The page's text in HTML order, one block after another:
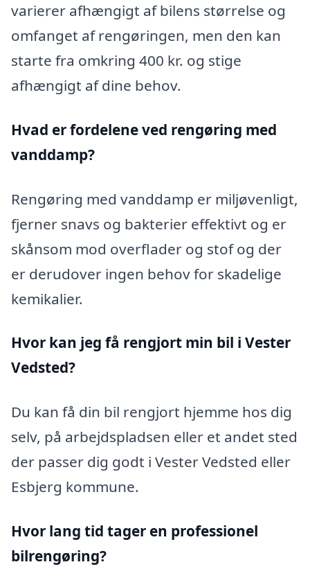
varierer afhængigt af bilens størrelse og
omfanget af rengøringen, men den kan
starte fra omkring 400 kr. og stige
afhængigt af dine behov.
Hvad er fordelene ved rengøring med
vanddamp?
Rengøring med vanddamp er miljøvenligt,
fjerner snavs og bakterier effektivt og er
skånsom mod overflader og stof og der
er derudover ingen behov for skadelige
kemikalier.
Hvor kan jeg få rengjort min bil i Vester
Vedsted?
Du kan få din bil rengjort hjemme hos dig
selv, på arbejdspladsen eller et andet sted
der passer dig godt i Vester Vedsted eller
Esbjerg kommune.
Hvor lang tid tager en professionel
bilrengøring?